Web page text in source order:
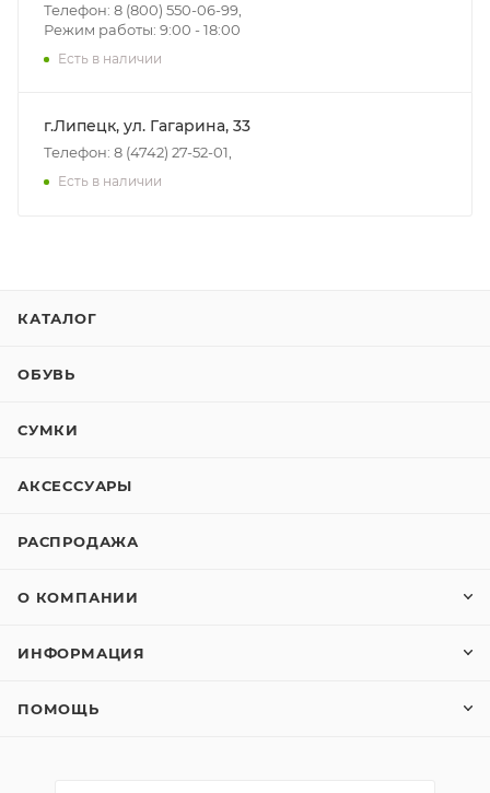
Телефон: 8 (800) 550-06-99,
Режим работы: 9:00 - 18:00
Есть в наличии
г.Липецк, ул. Гагарина, 33
Телефон: 8 (4742) 27-52-01,
Есть в наличии
КАТАЛОГ
ОБУВЬ
СУМКИ
АКСЕССУАРЫ
РАСПРОДАЖА
О КОМПАНИИ
ИНФОРМАЦИЯ
ПОМОЩЬ